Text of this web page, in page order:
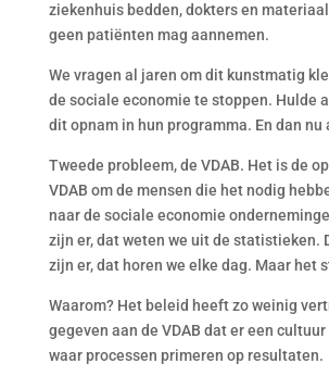
ziekenhuis bedden, dokters en
geen patiënten mag aannemen.
We vragen al jaren om dit kunstmatig
de sociale economie te stoppen. Hulde
dit opnam in hun programma. En dan nu
Tweede probleem, de VDAB. Het is de
VDAB om de mensen die het nodig
naar de sociale economie
zijn er, dat weten we uit de statistieken.
zijn er, dat horen we elke dag. Maar het
Waarom? Het beleid heeft zo weinig
gegeven aan de VDAB dat er een
waar processen primeren op resultaten.